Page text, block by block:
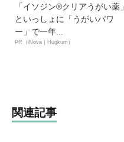
「イソジン®クリアうがい薬」
といっしょに「うがいパワ
ー」で一年...
PR（iNova｜Hugkum）
関連記事